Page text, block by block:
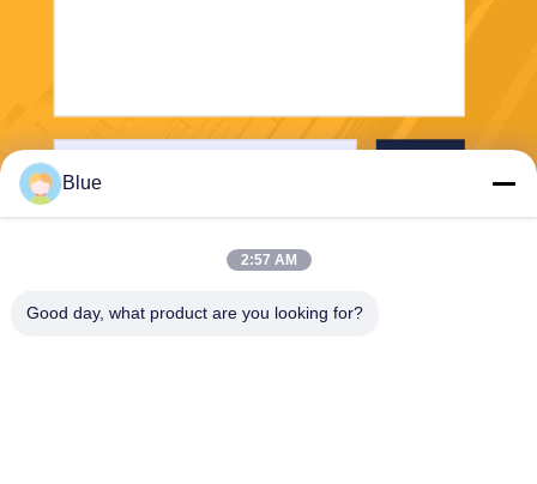
Blue
2:57 AM
Good day, what product are you looking for?